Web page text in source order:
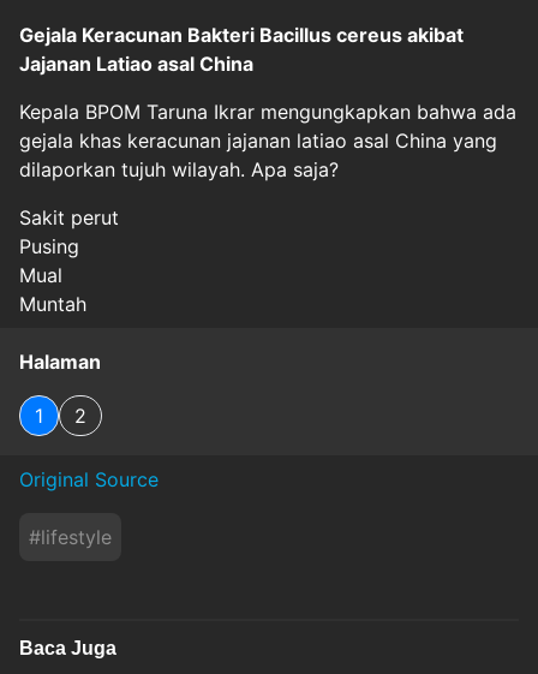
Gejala Keracunan Bakteri Bacillus cereus akibat
Jajanan Latiao asal China
Kepala BPOM Taruna Ikrar mengungkapkan bahwa ada
gejala khas keracunan jajanan latiao asal China yang
dilaporkan tujuh wilayah. Apa saja?
Sakit perut
Pusing
Mual
Muntah
Halaman
1 2
Original Source
#lifestyle
Baca Juga